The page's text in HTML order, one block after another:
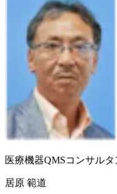
医療機器QMSコンサルタ
居原 範道